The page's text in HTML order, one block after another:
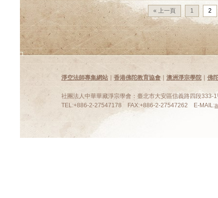
« 上一頁 1 2
淨空法師專集網站 香港佛陀教育協會∣ 澳洲淨宗學院 佛
社團法人中華華藏淨宗學會：臺北市大安區信義路四段333-
TEL:+886-2-27547178 FAX:+886-2-27547262 E-MAIL: